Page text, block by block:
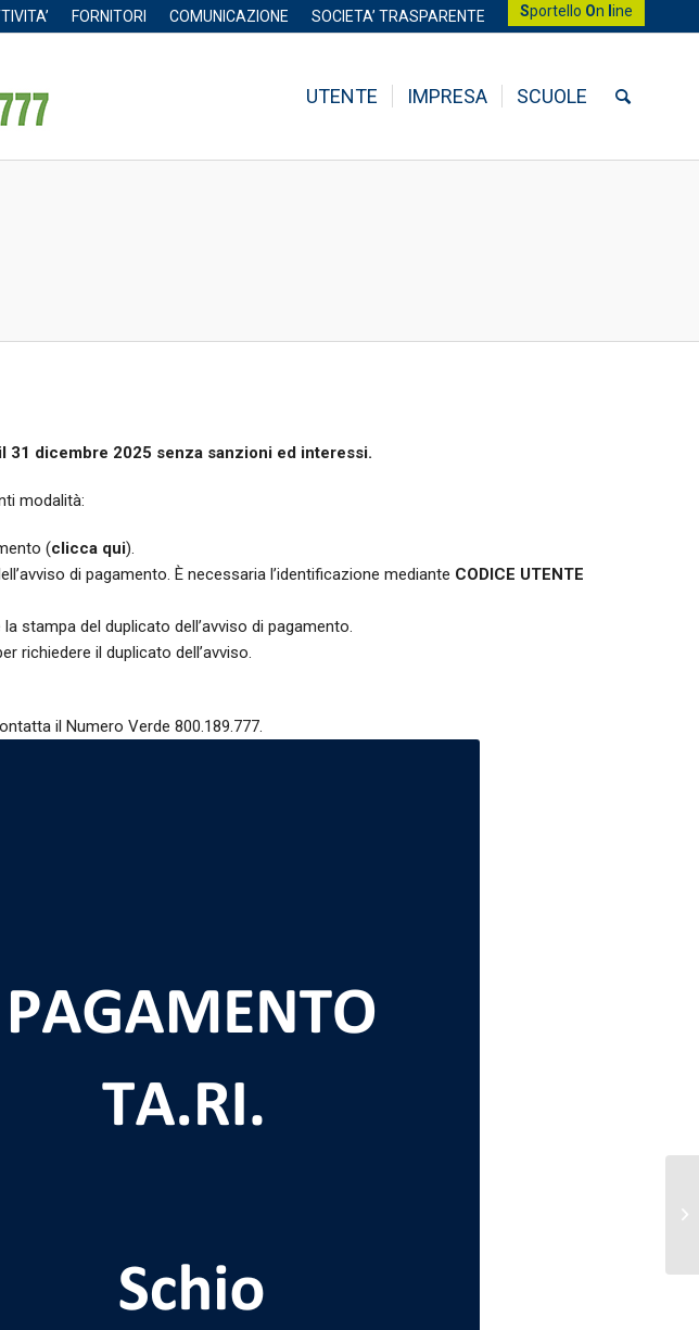
FORNITORI COMUNICAZIONE SOCIETA’ TRASPARENTE Sportello On ine
UTENTE IMPRESA SCUOLE
dicembre 2025 senza sanzioni ed interessi.
modalità:
(clicca qui).
di pagamento. È necessaria l’identificazione mediante CODICE UTENTE
stampa del duplicato dell’avviso di pagamento.
richiedere il duplicato dell’avviso.
il Numero Verde 800.189.777.